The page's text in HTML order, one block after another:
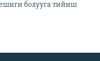
болууга тийиш